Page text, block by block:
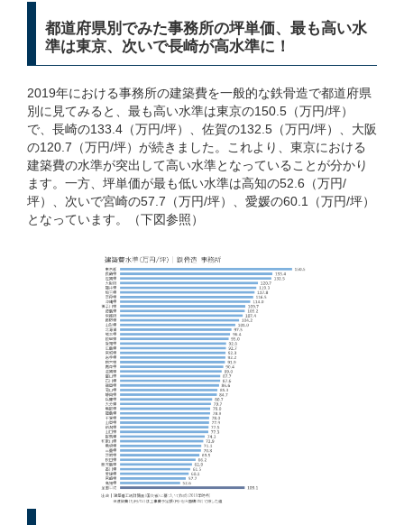
都道府県別でみた事務所の坪単価、最も高い水
準は東京、次いで長崎が高水準に！
2019年における事務所の建築費を一般的な鉄骨造で都道府県
別に見てみると、最も高い水準は東京の150.5（万円/坪）
で、長崎の133.4（万円/坪）、佐賀の132.5（万円/坪）、大阪
の120.7（万円/坪）が続きました。これより、東京における
建築費の水準が突出して高い水準となっていることが分かり
ます。一方、坪単価が最も低い水準は高知の52.6（万円/
坪）、次いで宮崎の57.7（万円/坪）、愛媛の60.1（万円/坪）
となっています。（下図参照）